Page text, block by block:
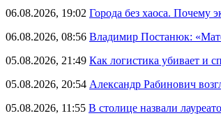
06.08.2026, 19:02 Города без хаоса. Почему
06.08.2026, 08:56 Владимир Постанюк:
05.08.2026, 21:49 Как логистика убивает и
05.08.2026, 20:54 Александр Рабинович
05.08.2026, 11:55 В столице назвали